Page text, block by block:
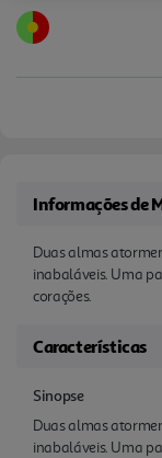
Informações de
Duas almas
inabaláveis. Uma
corações.
Características
Sinopse
Duas almas
inabaláveis. Uma